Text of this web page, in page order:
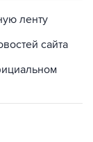
ленту
сайта